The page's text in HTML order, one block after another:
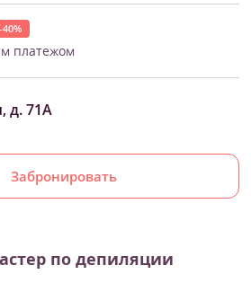
-40%
платежом
Забронировать
д. 71А
по депиляции